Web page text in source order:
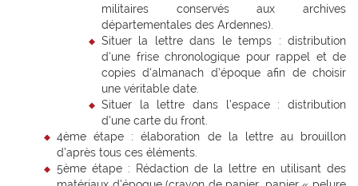
militaires conservés aux archives
départementales des Ardennes).
Situer la lettre dans le temps : distribution
d’une frise chronologique pour rappel et de
copies d’almanach d’époque afin de choisir
une véritable date.
Situer la lettre dans l’espace : distribution
d’une carte du front.
4ème étape : élaboration de la lettre au brouillon
d’après tous ces éléments.
5ème étape : Rédaction de la lettre en utilisant des